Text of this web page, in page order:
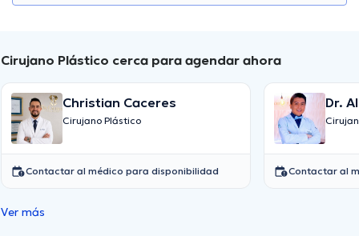
Cirujano Plástico cerca para agendar ahora
Christian Caceres
Cirujano Plástico
Contactar al médico para disponibilidad
Dr.
Contactar al
Ver más